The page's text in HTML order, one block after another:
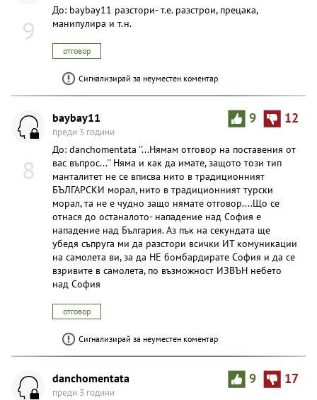
9
До: baybay11 разстори- т.е. разстрои, прецака,
манипулира и т.н.
отговор
Сигнализирай за неуместен коментар
8
9 12
baybay11
преди 3 години
До: danchomentata ''...Нямам отговор на поставения от
вас въпрос...'' Няма и как да имате, защото този тип
манталитет не се вписва нито в традиционният
БЪЛГАРСКИ морал, нито в традиционният турски
морал, та не е чудно защо нямате отговор....Що се
отнася до останалото- нападение над София е
нападение над България. Аз пък на секундата ще
убедя съпруга ми да разстори всички ИТ комуникации
на самолета ви, за да НЕ бомбардирате София и да се
взривите в самолета, по възможност ИЗВЪН небето
над София
отговор
Сигнализирай за неуместен коментар
9 17
danchomentata
преди 3 години